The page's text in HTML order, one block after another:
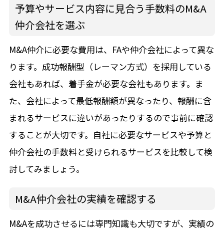
予算やサービス内容に見合う手数料のM&A
仲介会社を選ぶ
M&A仲介に必要な費用は、FAや仲介会社によって異な
ります。成功報酬型（レーマン方式）を採用している
会社もあれば、着手金が必要な会社もあります。ま
た、会社によって最低報酬額が異なったり、報酬に含
まれるサービスに違いがあったりするので事前に確認
することが大切です。自社に必要なサービスや予算と
仲介会社の手数料と受けられるサービスを比較して検
討してみましょう。
M&A仲介会社の実績を確認する
M&Aを成功させるには専門知識も大切ですが、実績の